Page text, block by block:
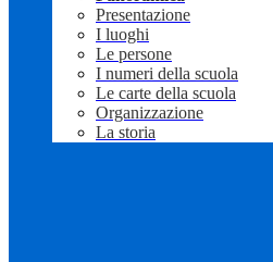
Presentazione
I luoghi
Le persone
I numeri della scuola
Le carte della scuola
Organizzazione
La storia